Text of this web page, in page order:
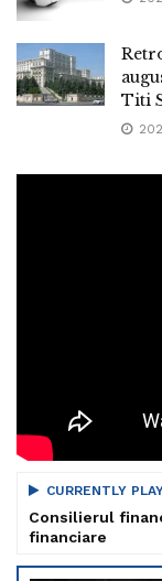
Titi
CURRENTLY
Consilierul
financiare